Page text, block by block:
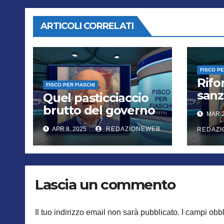
ARTICOLI CORRELATI
FISCO PER FIASCHI
Quel pasticciaccio
brutto del governo
sugli extraprofitti
bancari
APR 8, 2025 REDAZIONEWEB
FISCO
unMAR
Lascia un commento
Il tuo indirizzo email non sarà pubblicato. I campi